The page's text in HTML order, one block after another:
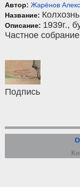
Автор: Жарёнов
Название:
Описание: 1939г.,
Частное собрание
Подпись